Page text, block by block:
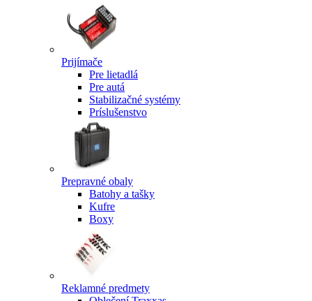
Prijímače
Pre lietadlá
Pre autá
Stabilizačné systémy
Príslušenstvo
Prepravné obaly
Batohy a tašky
Kufre
Boxy
Reklamné predmety